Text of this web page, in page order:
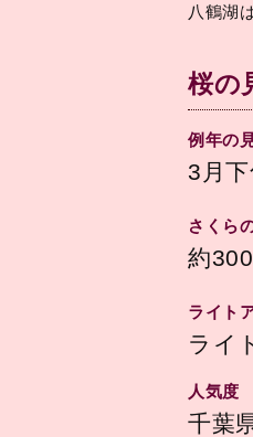
八鶴湖
桜の
例年の
3月
さくら
約
ライト
ライ
人気度
千葉